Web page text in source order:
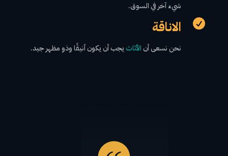
شيء آخر في السوق.
 الاناقة
نحن نسعى أن الأثاث يجب أن يكون أنيقًا وذو مظهر جيد.